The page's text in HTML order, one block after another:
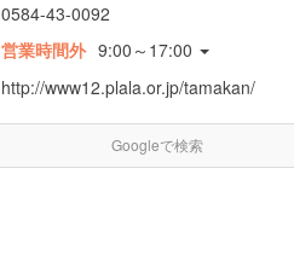
0584-43-0092
営業時間外 9:00～17:00
http://www12.plala.or.jp/tamakan/
Googleで検索